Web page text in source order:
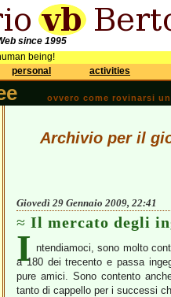
since 1995
being!
personal activities
ovvero come rovinarsi
Archivio per il
Giovedì 29 Gennaio 2009, 22:41
Il mercato degli
I ntendiamoci, sono molto
a 180 dei trecento e passa
pure amici. Sono contento
tanto di cappello per i successi